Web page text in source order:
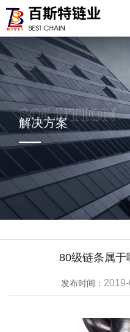
解决方案
80级链条属于
发布时间：